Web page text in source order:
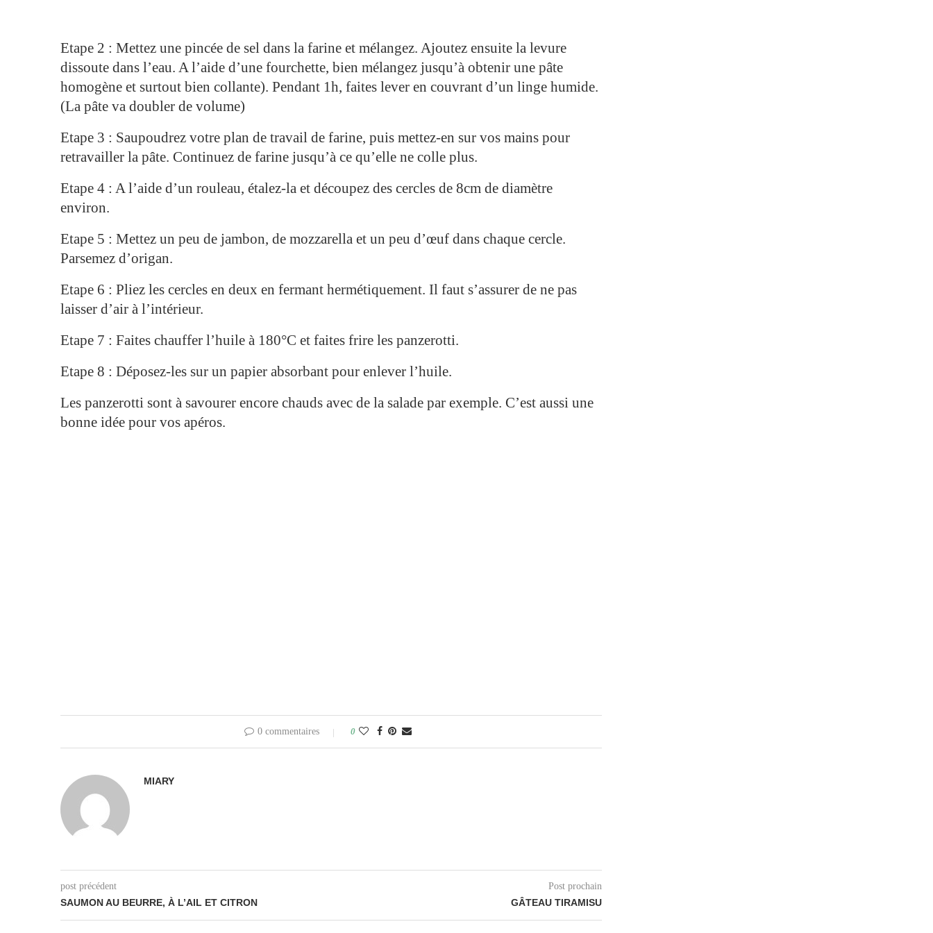
Etape 2 : Mettez une pincée de sel dans la farine et mélangez. Ajoutez ensuite la levure
dissoute dans l’eau. A l’aide d’une fourchette, bien mélangez jusqu’à obtenir une pâte
homogène et surtout bien collante). Pendant 1h, faites lever en couvrant d’un linge humide.
(La pâte va doubler de volume)
Etape 3 : Saupoudrez votre plan de travail de farine, puis mettez-en sur vos mains pour
retravailler la pâte. Continuez de farine jusqu’à ce qu’elle ne colle plus.
Etape 4 : A l’aide d’un rouleau, étalez-la et découpez des cercles de 8cm de diamètre
environ.
Etape 5 : Mettez un peu de jambon, de mozzarella et un peu d’œuf dans chaque cercle.
Parsemez d’origan.
Etape 6 : Pliez les cercles en deux en fermant hermétiquement. Il faut s’assurer de ne pas
laisser d’air à l’intérieur.
Etape 7 : Faites chauffer l’huile à 180°C et faites frire les panzerotti.
Etape 8 : Déposez-les sur un papier absorbant pour enlever l’huile.
Les panzerotti sont à savourer encore chauds avec de la salade par exemple. C’est aussi une
bonne idée pour vos apéros.
0 commentaires 0
MIARY
post précédent
SAUMON AU BEURRE, À L’AIL ET CITRON
Post prochain
GÂTEAU TIRAMISU